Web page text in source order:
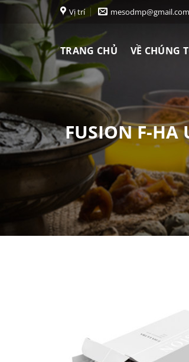
Chuyển
dung
Vị trí mesodmp@gmail.com
TRANG CHỦ VỀ CHÚNG
FUSION F-HA